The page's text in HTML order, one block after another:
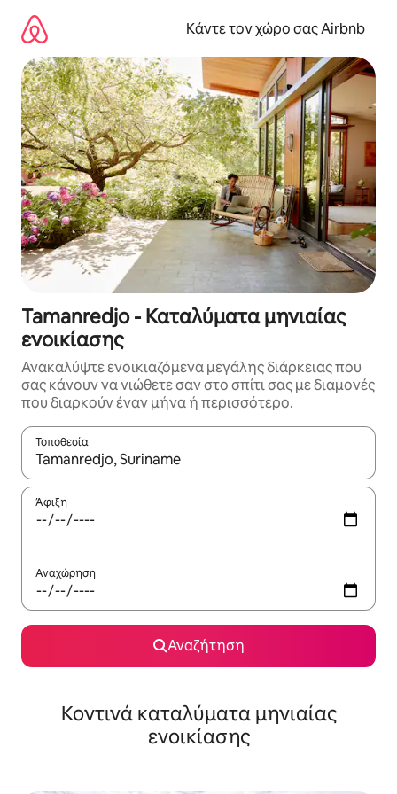
περιεχόμενο
Κάντε τον χώρο σας Airbnb
Tamanredjo - Καταλύματα μηνιαίας
ενοικίασης
Ανακαλύψτε ενοικιαζόμενα μεγάλης διάρκειας που
σας κάνουν να νιώθετε σαν στο σπίτι σας με διαμονές
που διαρκούν έναν μήνα ή περισσότερο.
Τοποθεσία
Όταν τα αποτελέσματα είναι διαθέσιμα, μπορείτε να
Άφιξη
Αναχώρηση
Αναζήτηση
Κοντινά καταλύματα μηνιαίας
ενοικίασης